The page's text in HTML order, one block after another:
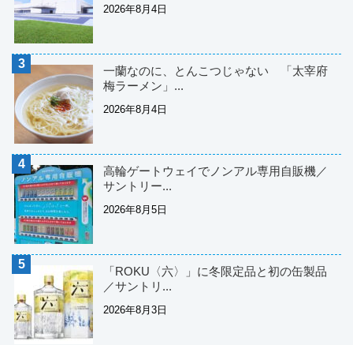
2026年8月4日
一蘭なのに、とんこつじゃない 「太宰府
梅ラーメン」...
2026年8月4日
高輪ゲートウェイでノンアル専用自販機／
サントリー...
2026年8月5日
「ROKU〈六〉」に冬限定品と初の缶製品
／サントリ...
2026年8月3日